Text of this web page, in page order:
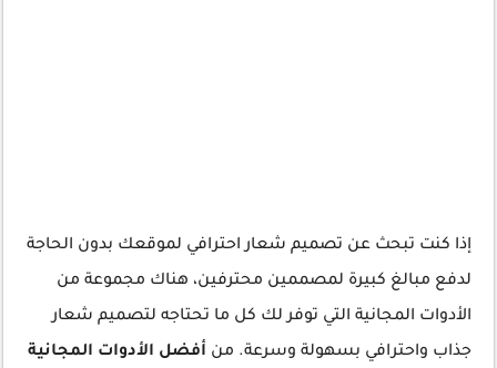
إذا كنت تبحث عن تصميم شعار احترافي لموقعك بدون الحاجة
لدفع مبالغ كبيرة لمصممين محترفين، هناك مجموعة من
الأدوات المجانية التي توفر لك كل ما تحتاجه لتصميم شعار
جذاب واحترافي بسهولة وسرعة. من أفضل الأدوات المجانية